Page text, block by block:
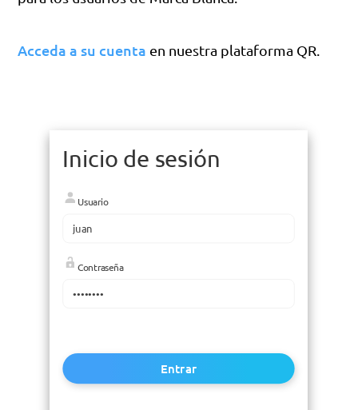
Acceda a su cuenta en nuestra plataforma QR.
Inicio de sesión
Usuario
Contraseña
Entrar